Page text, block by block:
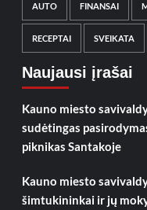
AUTO FINANSAI
RECEPTAI SVEIKATA
Naujausi įrašai
Kauno miesto
sudėtingas
piknikas Santakoje
Kauno miesto
šimtukininkai ir jų